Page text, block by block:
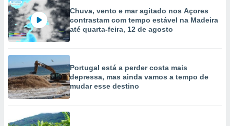
Chuva, vento e mar agitado nos Açores
contrastam com tempo estável na Madeira
até quarta-feira, 12 de agosto
Portugal está a perder costa mais
depressa, mas ainda vamos a tempo de
mudar esse destino